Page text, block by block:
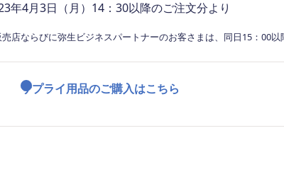
年4月3日（月）14：30以降のご注文分より
店ならびに弥生ビジネスパートナーのお客さまは、同日15：00以
サプライ用品のご購入はこちら